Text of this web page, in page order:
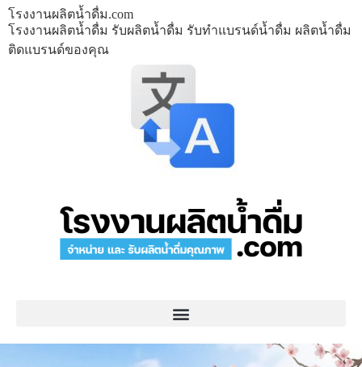
โรงงานผลิตน้ำดื่ม.com
โรงงานผลิตน้ำดื่ม รับผลิตน้ำดื่ม รับทำแบรนด์น้ำดื่ม ผลิตน้ำดื่ม
ติดแบรนด์ของคุณ